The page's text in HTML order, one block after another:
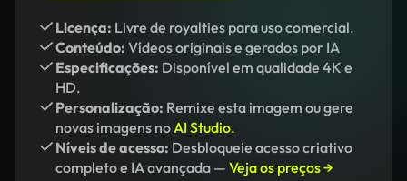
Licença: Livre de royalties para uso comercial.
Conteúdo: Vídeos originais e gerados por IA
Especificações: Disponível em qualidade 4K e
HD.
Personalização: Remixe esta imagem ou gere
novas imagens noAI Studio.
Níveis de acesso: Desbloqueie acesso criativo
completo e IA avançada — Veja os preços →